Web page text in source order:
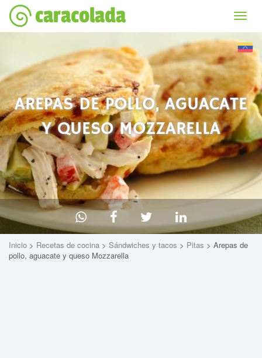
caracolada
AREPAS DE POLLO, AGUACATE
Y QUESO MOZZARELLA
Inicio > Recetas de cocina > Sándwiches y tacos > Pitas > Arepas de
pollo, aguacate y queso Mozzarella